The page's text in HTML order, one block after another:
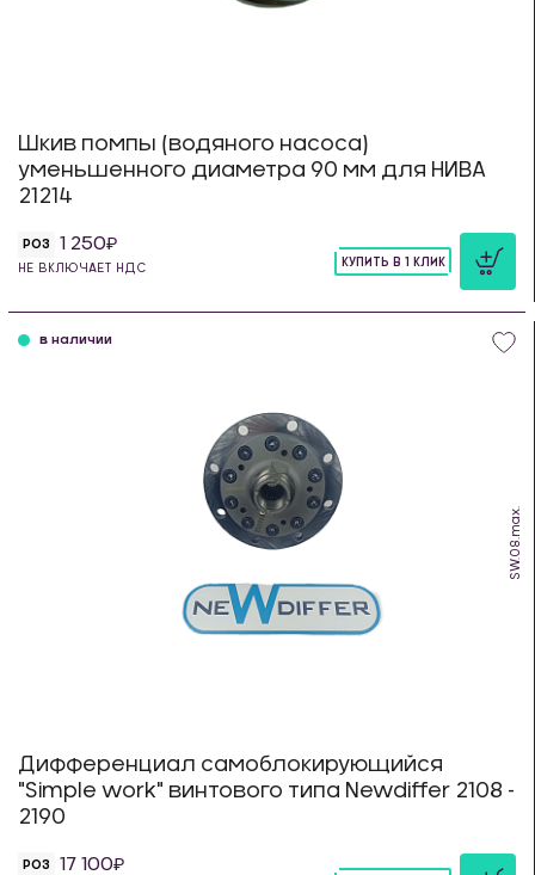
Шкив помпы (водяного насоса)
уменьшенного диаметра 90 мм для НИВА
21214
РОЗ 1 250
НЕ ВКЛЮЧАЕТ НДС
КУПИТЬ В 1 КЛИК
SW.08.max.
в наличии
Дифференциал самоблокирующийся
"Simple work" винтового типа Newdiffer 2108 -
2190
РОЗ 17 100